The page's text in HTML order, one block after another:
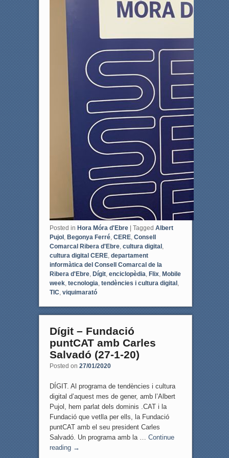
Posted in Hora Móra d'Ebre Tagged Albert
Pujol , Begonya Ferré, CERE, Consell
Comarcal Ribera d'Ebre, cultura digital ,
cultura digital CERE, departament
informàtica del Consell Comarcal de la
Ribera d'Ebre, Dígit, enciclopèdia, Flix, Mobile
week, tecnologia, tendències i cultura digital ,
TIC, viquimarató
Dígit – Fundació
puntCAT amb Carles
Salvadó (27-1-20)
Posted on 27/01/2020
DÍGIT. Al programa de tendències i cultura
digital d’aquest mes de gener, amb l’Albert
Pujol, hem parlat dels dominis .CAT i la
Fundació que vetlla per ells, la Fundació
puntCAT amb el seu president Carles
Salvadó. Un programa amb la … Continue
reading →